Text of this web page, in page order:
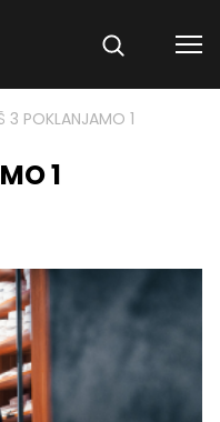
3 POKLANJAMO 1
1